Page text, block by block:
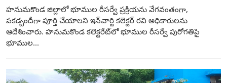
హనుమకొండ జిల్లాలో భూముల రీసర్వే ప్రక్రియను వేగవంతంగా,
పకడ్బందీగా పూర్తి చేయాలని ఇన్‌చార్జి కలెక్టర్ రవి అధికారులను
ఆదేశించారు. హనుమకొండ కలెక్టరేట్‌లో భూముల రీసర్వే పురోగతిపై
భూముల...